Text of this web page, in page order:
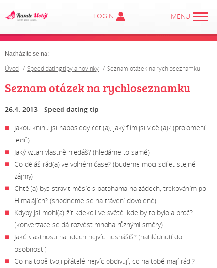
LOGIN MENU
Nacházíte se na:
Úvod Speed dating tipy a novinky Seznam otázek na rychloseznamku
Seznam otázek na rychloseznamku
26.4. 2013 - Speed dating tip
Jakou knihu jsi naposledy četl(a), jaký film jsi viděl(a)? (prolomení
ledů)
Jaký vztah vlastně hledáš? (hledáme to samé)
Co děláš rád(a) ve volném čase? (budeme moci sdílet stejné
zájmy)
Chtěl(a) bys strávit měsíc s batohama na zádech, trekováním po
Himalájích? (shodneme se na trávení dovolené)
Kdyby jsi mohl(a) žít kdekoli ve světě, kde by to bylo a proč?
(konverzace se dá rozvést mnoha různými směry)
Jaké vlastnosti na lidech nejvíc nesnášíš? (nahlédnutí do
osobnosti)
Co na tobě tvoji přátelé nejvíc obdivují, co na tobě mají rádi?